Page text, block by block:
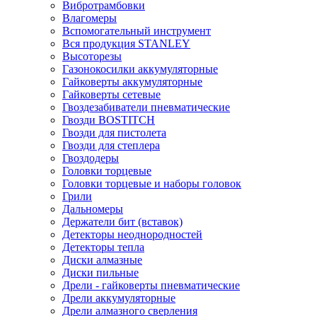
Вибротрамбовки
Влагомеры
Вспомогательный инструмент
Вся продукция STANLEY
Высоторезы
Газонокосилки аккумуляторные
Гайковерты аккумуляторные
Гайковерты сетевые
Гвоздезабиватели пневматические
Гвозди BOSTITCH
Гвозди для пистолета
Гвозди для степлера
Гвоздодеры
Головки торцевые
Головки торцевые и наборы головок
Грили
Дальномеры
Держатели бит (вставок)
Детекторы неоднородностей
Детекторы тепла
Диски алмазные
Диски пильные
Дрели - гайковерты пневматические
Дрели аккумуляторные
Дрели алмазного сверления